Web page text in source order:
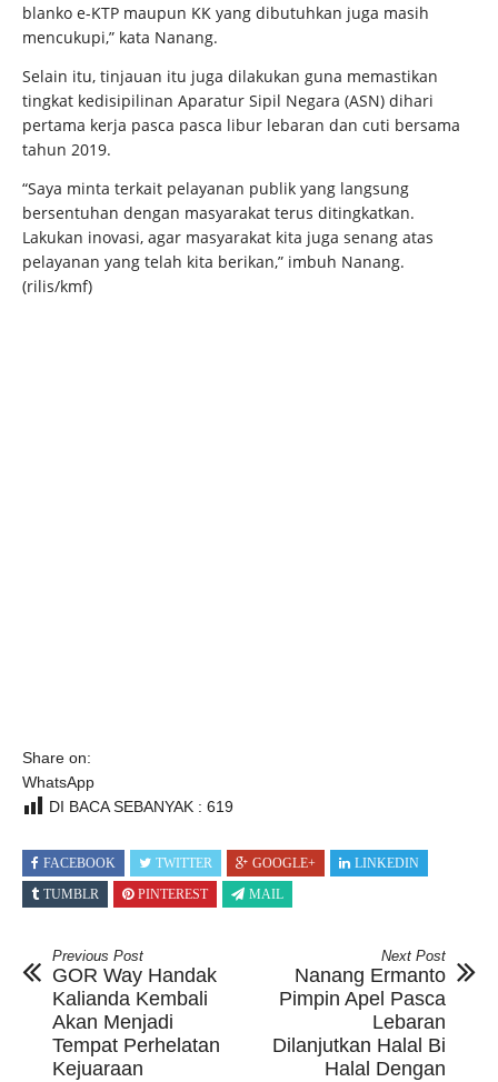
blanko e-KTP maupun KK yang dibutuhkan juga masih
mencukupi,” kata Nanang.
Selain itu, tinjauan itu juga dilakukan guna memastikan
tingkat kedisipilinan Aparatur Sipil Negara (ASN) dihari
pertama kerja pasca pasca libur lebaran dan cuti bersama
tahun 2019.
“Saya minta terkait pelayanan publik yang langsung
bersentuhan dengan masyarakat terus ditingkatkan.
Lakukan inovasi, agar masyarakat kita juga senang atas
pelayanan yang telah kita berikan,” imbuh Nanang.
(rilis/kmf)
Share on:
WhatsApp
DI BACA SEBANYAK : 619
FACEBOOK TWITTER GOOGLE+
LINKEDIN
TUMBLR
PINTEREST MAIL
Previous Post
GOR Way Handak
Kalianda Kembali
Akan Menjadi
Tempat Perhelatan
Kejuaraan
Next Post
Nanang Ermanto
Pimpin Apel Pasca
Lebaran
Dilanjutkan Halal Bi
Halal Dengan